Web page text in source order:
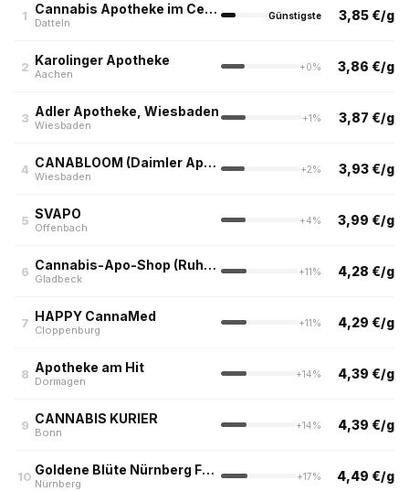
1 Cannabis Apotheke im Centr-o-med
Datteln
Günstigste 3,85 €/g
2 Karolinger Apotheke
Aachen
+0% 3,86 €/g
3 Adler Apotheke, Wiesbaden
Wiesbaden
+1% 3,87 €/g
4 CANABLOOM (Daimler Apotheke, Wiesbaden)
Wiesbaden
+2% 3,93 €/g
5 SVAPO
Offenbach
+4% 3,99 €/g
6 Cannabis-Apo-Shop (Ruhrpott)
Gladbeck
+11% 4,28 €/g
7 HAPPY CannaMed
Cloppenburg
+11% 4,29 €/g
8 Apotheke am Hit
Dormagen
+14% 4,39 €/g
9 CANNABIS KURIER
Bonn
+14% 4,39 €/g
10 Goldene Blüte Nürnberg Fürth Erlangen
Nürnberg
+17% 4,49 €/g